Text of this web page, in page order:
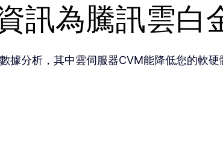
訊為騰訊雲白
據分析，其中雲伺服器CVM能降低您的軟